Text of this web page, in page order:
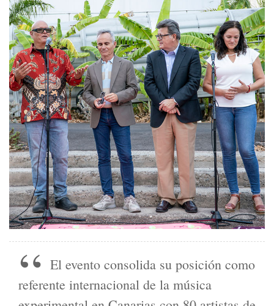
presentacionprensa-keroxen-2024-
b.jpg
El evento consolida su posición como
referente internacional de la música